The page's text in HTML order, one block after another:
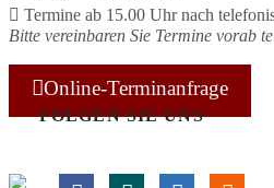
Termine ab 15.00 Uhrnach
Bitte vereinbaren Sie Termine vorab
Online-Terminanfrage
FOLGEN SIE UNS